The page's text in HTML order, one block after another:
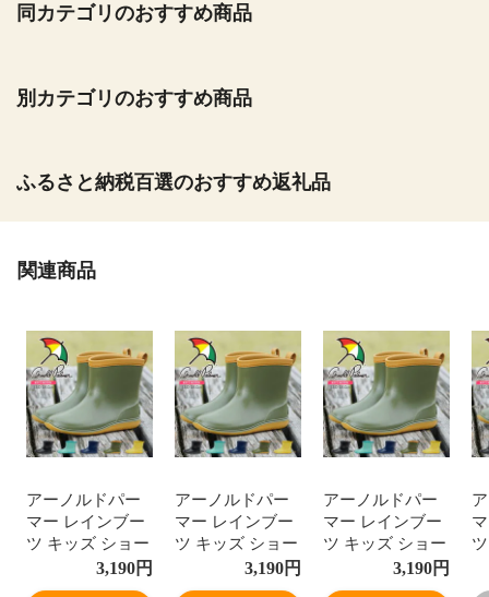
同カテゴリのおすすめ商品
別カテゴリのおすすめ商品
ふるさと納税百選のおすすめ返礼品
関連商品
アーノルドパー
マー レインブー
ツ キッズ ショー
ト 長靴 キッズ
男の子 子供 女の
3,190円
アーノルドパー
マー レインブー
ツ キッズ ショー
ト 長靴 キッズ
男の子 子供 女の
3,190円
アーノルドパー
マー レインブー
ツ キッズ ショー
ト 長靴 キッズ
男の子 子供 女の
3,190円